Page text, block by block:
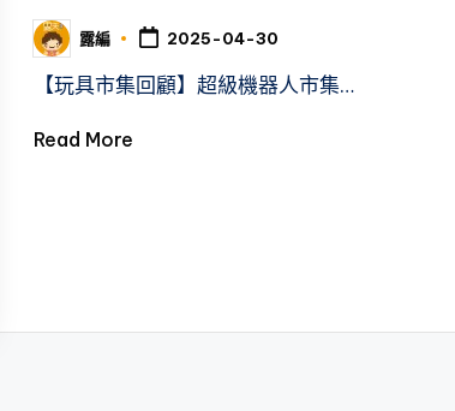
Posted
by
露編 2025-04-30
【玩具市集回顧】超級機器人市集…
Read More